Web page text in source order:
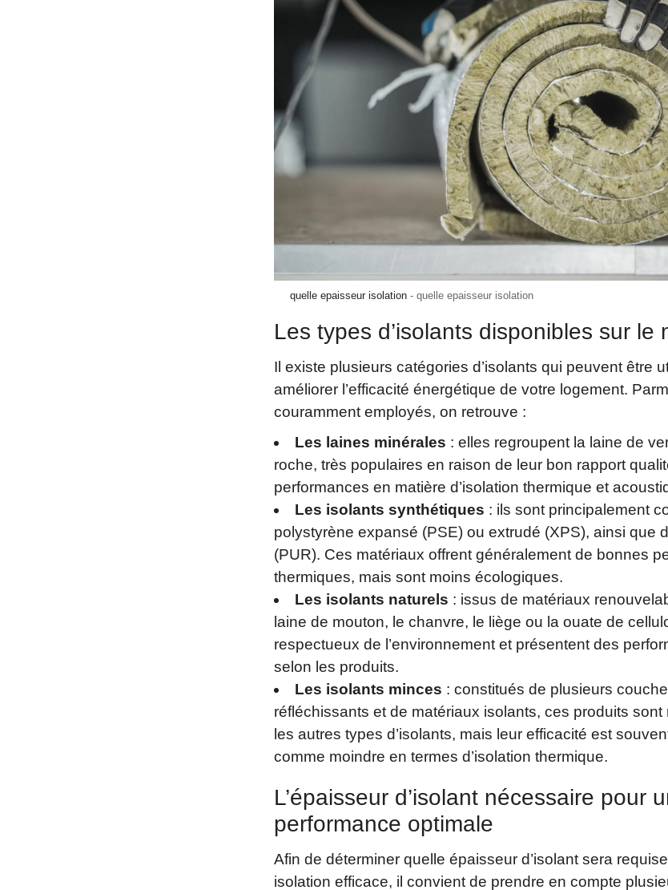
quelle epaisseur isolation quelle epaisseur isolation
Les types d’isolants disponibles sur le
Il existe plusieurs catégories d’isolants qui peuvent être
améliorer l’efficacité énergétique de votre logement.
couramment employés, on retrouve :
Les laines minérales : elles regroupent la laine de
roche, très populaires en raison de leur bon rapport
performances en matière d’isolation thermique et
Les isolants synthétiques : ils sont principalement
polystyrène expansé (PSE) ou extrudé (XPS), ainsi que
(PUR). Ces matériaux offrent généralement de bonnes
thermiques, mais sont moins écologiques.
Les isolants naturels : issus de matériaux
laine de mouton, le chanvre, le liège ou la ouate de
respectueux de l’environnement et présentent des
selon les produits.
Les isolants minces : constitués de plusieurs
réfléchissants et de matériaux isolants, ces produits sont
les autres types d’isolants, mais leur efficacité est
comme moindre en termes d’isolation thermique.
L’épaisseur d’isolant nécessaire pour
performance optimale
Afin de déterminer quelle épaisseur d’isolant sera
isolation efficace, il convient de prendre en compte